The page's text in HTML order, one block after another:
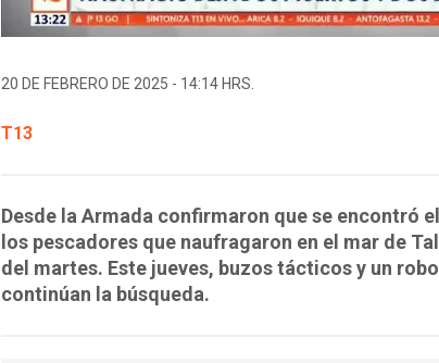
20 DE FEBRERO DE 2025 - 14:14 HRS.
T13
Desde la Armada confirmaron que se encontró
los pescadores que naufragaron en el mar de
del martes. Este jueves, buzos tácticos y un
continúan la búsqueda.